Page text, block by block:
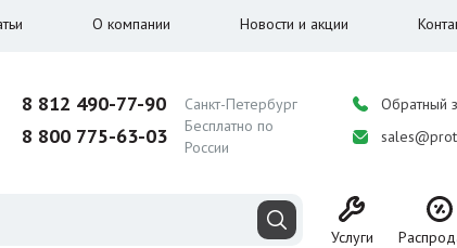
О компании Новости и акции
8 812 490-77-90 Санкт-Петербург
8 800 775-63-03
Бесплатно по
России
Обратный
Услуги